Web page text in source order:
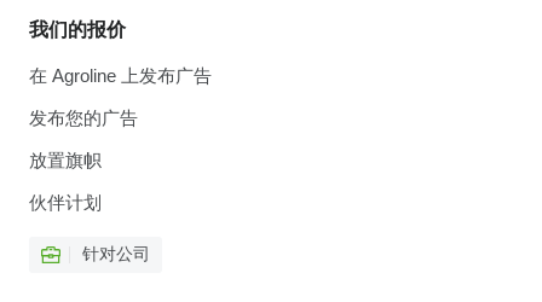
我们的报价
在 Agroline 上发布广告
发布您的广告
放置旗帜
伙伴计划
针对公司